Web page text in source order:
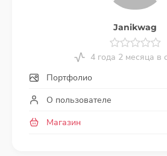
Janikwag
4 года 2 месяца в
Портфолио
О пользователе
Магазин